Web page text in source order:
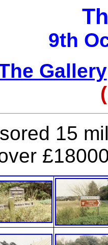
9th
Gallery
15